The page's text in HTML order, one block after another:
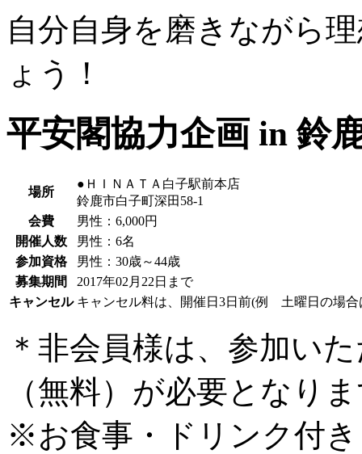
自分自身を磨きながら
ょう！
平安閣協力企画 in 鈴
場所
●ＨＩＮＡＴＡ白子駅前本店
鈴鹿市白子町深田58-1
会費
男性 ：6,000円
開催人数
男性 ：6名
参加資格
男性 ：30歳～44歳
募集期間
2017年02月22日まで
キャンセル キャンセル料は、開催日3日前(例 土曜日の場
＊非会員様は、参加い
（無料）が必要となり
※お食事・ドリンク付き